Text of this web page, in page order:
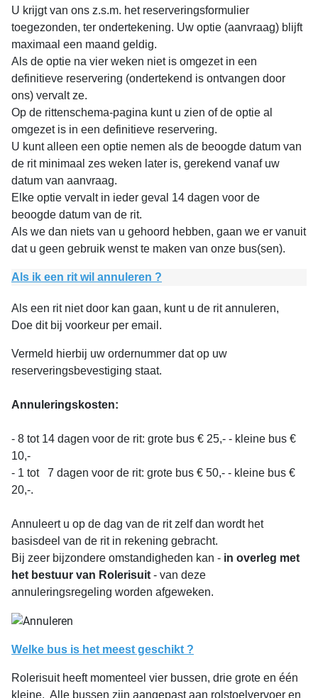
U krijgt van ons z.s.m. het reserveringsformulier
toegezonden, ter ondertekening. Uw optie (aanvraag) blijft
maximaal een maand geldig.
Als de optie na vier weken niet is omgezet in een
definitieve reservering (ondertekend is ontvangen door
ons) vervalt ze.
Op de rittenschema-pagina kunt u zien of de optie al
omgezet is in een definitieve reservering.
U kunt alleen een optie nemen als de beoogde datum van
de rit minimaal zes weken later is, gerekend vanaf uw
datum van aanvraag.
Elke optie vervalt in ieder geval 14 dagen voor de
beoogde datum van de rit.
Als we dan niets van u gehoord hebben, gaan we er vanuit
dat u geen gebruik wenst te maken van onze bus(sen).
Als ik een rit wil annuleren ?
Als een rit niet door kan gaan, kunt u de rit annuleren,
Doe dit bij voorkeur per email.
Vermeld hierbij uw ordernummer dat op uw
reserveringsbevestiging staat.
Annuleringskosten:
- 8 tot 14 dagen voor de rit: grote bus € 25,- - kleine bus €
10,-
- 1 tot 7 dagen voor de rit: grote bus € 50,- - kleine bus €
20,-.
Annuleert u op de dag van de rit zelf dan wordt het
basisdeel van de rit in rekening gebracht.
Bij zeer bijzondere omstandigheden kan - in overleg met
het bestuur van Rolerisuit - van deze
annuleringsregeling worden afgeweken.
Welke bus is het meest geschikt ?
Rolerisuit heeft momenteel vier bussen, drie grote en één
kleine. Alle bussen zijn aangepast aan rolstoelvervoer en